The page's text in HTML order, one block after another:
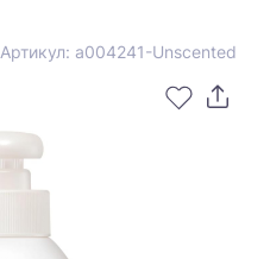
Артикул: а004241-Unscented